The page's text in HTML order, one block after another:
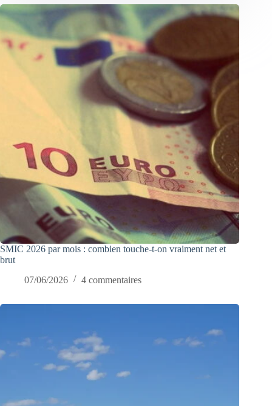
SMIC 2026 par mois : combien touche-t-on vraiment net et
brut
07/06/2026
4 commentaires